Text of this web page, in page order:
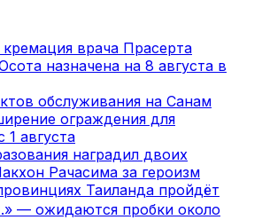
кремация врача Прасерта
назначена на 8 августа в
обслуживания на Санам
ограждения для
1 августа
наградил двоих
Рачасима за героизм
Таиланда пройдёт
— ожидаются пробки около